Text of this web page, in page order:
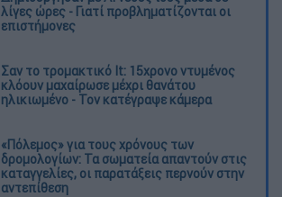
λίγες ώρες - Γιατί προβληματίζονται οι
επιστήμονες
Σαν το τρομακτικό It: 15χρονο ντυμένος
κλόουν μαχαίρωσε μέχρι θανάτου
ηλικιωμένο - Τον κατέγραψε κάμερα
«Πόλεμος» για τους χρόνους των
δρομολογίων: Τα σωματεία απαντούν στις
καταγγελίες, οι παρατάξεις περνούν στην
αντεπίθεση